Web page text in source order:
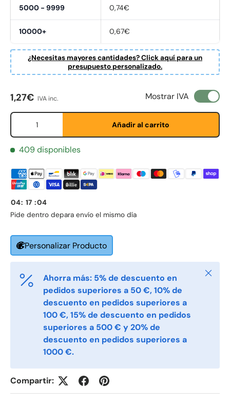
5000 - 9999 0,74€
10000+ 0,67€
¿Necesitas mayores cantidades? Click aquí para un
presupuesto personalizado.
Fornavn *
Etternavn
E-post *
Telefon
Postnummer
Antall *
Kommentarer
Precio normal
1,27€ IVA inc. Mostrar IVA
Cant.
Añadir al carrito
409 disponibles
Pide dentro de
04: 17 :04
para envío el mismo día
Personalizar Producto
Ahorra más: 5% de descuento en
pedidos superiores a 50 €, 10% de
descuento en pedidos superiores a
100 €, 15% de descuento en pedidos
superiores a 500 € y 20% de
descuento en pedidos superiores a
1000 €.
Cerrar
Compartir: